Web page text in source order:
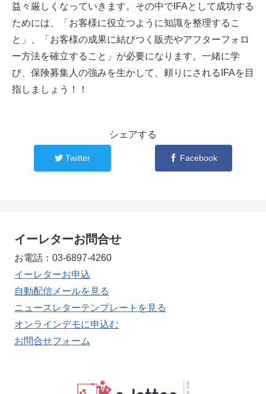
益々厳しくなっていきます。その中でIFAとして成功する
ためには、「お客様に役立つように知識を整理するこ
と」、「お客様の成果に結びつく販売やアフターフォロ
ー方法を確立すること」が必要になります。一緒に学
び、保険募集人の強みを生かして、頼りにされるIFAを目
指しましょう！！
シェアする
Twitter Facebook
イーレターお問合せ
お電話：03-6897-4260
イーレターお申込
自動配信メールを見る
ニュースレターテンプレートを見る
オンラインデモに申込む
お問合せフォーム